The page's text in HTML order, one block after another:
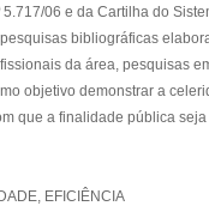
06 e da Cartilha do
bibliográficas
da área, pesquisas
objetivo demonstrar a
que a finalidade pública
EFICIÊNCIA